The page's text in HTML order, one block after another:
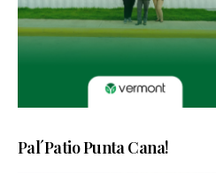
Pal´Patio Punta Cana!